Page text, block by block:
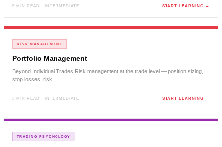
5 MIN READ · INTERMEDIATE START LEARNING →
RISK MANAGEMENT
Portfolio Management
Beyond Individual Trades Risk management at the trade level — position sizing,
stop losses, risk…
5 MIN READ · INTERMEDIATE START LEARNING →
TRADING PSYCHOLOGY